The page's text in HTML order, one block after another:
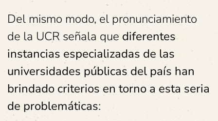
Del mismo modo, el pronunciamiento
de la UCR señala que diferentes
instancias especializadas de las
universidades públicas del país han
brindado criterios en torno a esta seria
de problemáticas: